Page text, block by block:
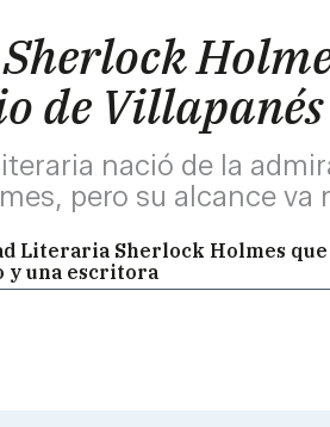
de Villapanés
nació de la
pero su alcance va
Literaria Sherlock Holmes
y una escritora